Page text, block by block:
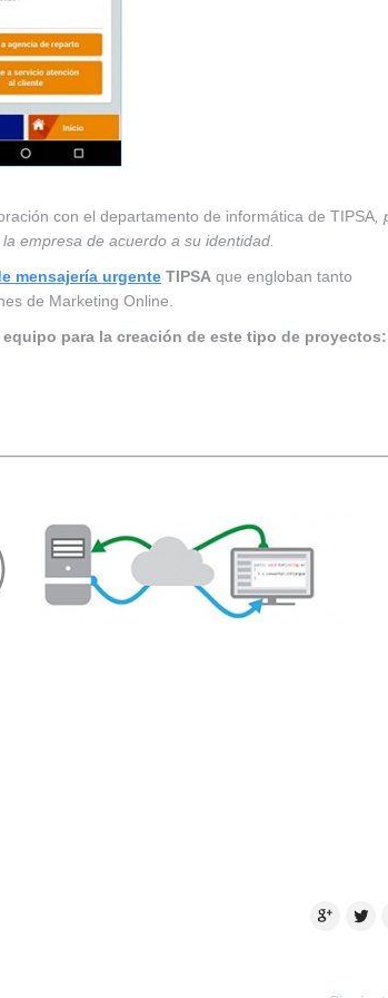
con el departamento de informática de TIPSA
empresa de acuerdo a su identidad.
mensajería urgente TIPSA que engloban tanto
de Marketing Online.
para la creación de este tipo de proyectos:
Google+